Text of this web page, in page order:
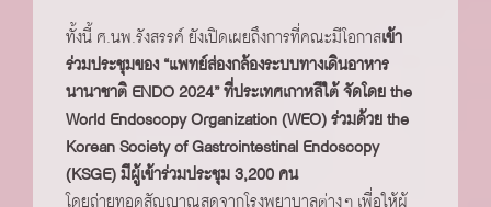
ทั้งนี้ ศ.นพ.รังสรรค์ ยังเปิดเผยถึงการที่คณะมีโอกาสเข้า
ร่วมประชุมของ “แพทย์ส่องกล้องระบบทางเดินอาหาร
นานาชาติ ENDO 2024” ที่ประเทศเกาหลีใต้ จัดโดย the
World Endoscopy Organization (WEO) ร่วมด้วย the
Korean Society of Gastrointestinal Endoscopy
(KSGE) มีผู้เข้าร่วมประชุม 3,200 คน